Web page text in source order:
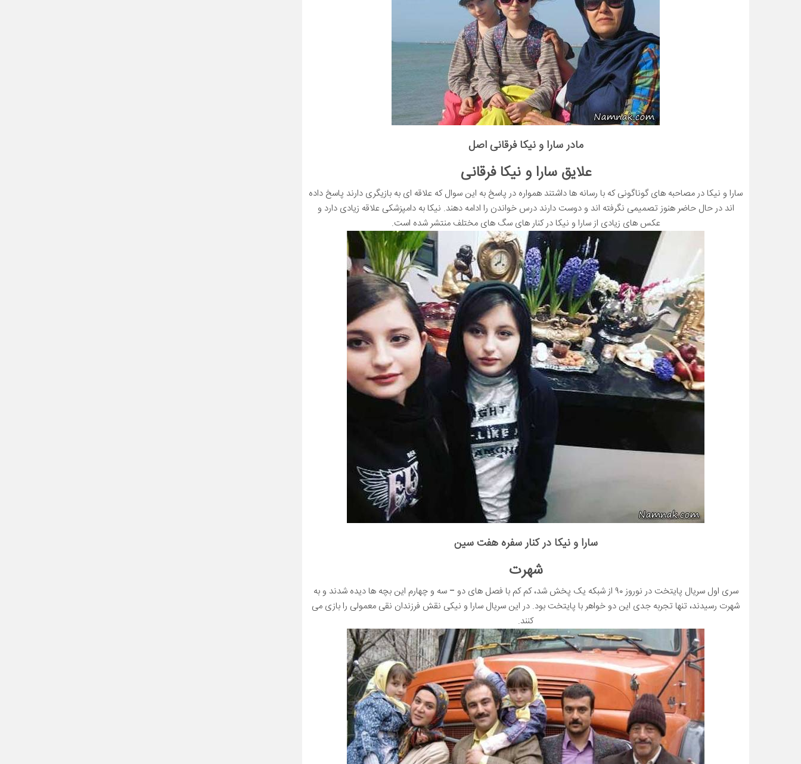
مادر سارا و نیکا فرقانی اصل
علایق سارا و نیکا فرقانی
سارا و نیکا در مصاحبه های گوناگونی که با رسانه ها داشتند همواره در پاسخ به این سوال که علاقه ای به بازیگری دارند پاسخ داده
اند در حال حاضر هنوز تصمیمی نگرفته اند و دوست دارند درس خواندن را ادامه دهند. نیکا به دامپزشکی علاقه زیادی دارد و
عکس های زیادی از سارا و نیکا در کنار های سگ های مختلف منتشر شده است.
سارا و نیکا در کنار سفره هفت سین
شهرت
سری اول سریال پایتخت در نوروز ۹۰ از شبکه یک پخش شد، کم کم با فصل های دو – سه و چهارم این بچه ها دیده شدند و به
شهرت رسیدند، تنها تجربه جدی این دو خواهر با پایتخت بود. در این سریال سارا و نیکی نقش فرزندان نقی معمولی را بازی می
کنند.